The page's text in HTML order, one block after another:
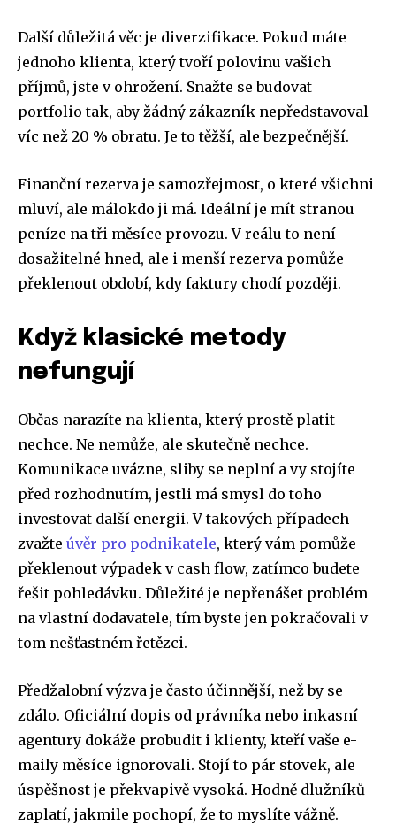
Další důležitá věc je diverzifikace. Pokud máte
jednoho klienta, který tvoří polovinu vašich
příjmů, jste v ohrožení. Snažte se budovat
portfolio tak, aby žádný zákazník nepředstavoval
víc než 20 % obratu. Je to těžší, ale bezpečnější.
Finanční rezerva je samozřejmost, o které všichni
mluví, ale málokdo ji má. Ideální je mít stranou
peníze na tři měsíce provozu. V reálu to není
dosažitelné hned, ale i menší rezerva pomůže
překlenout období, kdy faktury chodí později.
Když klasické metody
nefungují
Občas narazíte na klienta, který prostě platit
nechce. Ne nemůže, ale skutečně nechce.
Komunikace uvázne, sliby se neplní a vy stojíte
před rozhodnutím, jestli má smysl do toho
investovat další energii. V takových případech
zvažte úvěr pro podnikatele, který vám pomůže
překlenout výpadek v cash flow, zatímco budete
řešit pohledávku. Důležité je nepřenášet problém
na vlastní dodavatele, tím byste jen pokračovali v
tom nešťastném řetězci.
Předžalobní výzva je často účinnější, než by se
zdálo. Oficiální dopis od právníka nebo inkasní
agentury dokáže probudit i klienty, kteří vaše e-
maily měsíce ignorovali. Stojí to pár stovek, ale
úspěšnost je překvapivě vysoká. Hodně dlužníků
zaplatí, jakmile pochopí, že to myslíte vážně.